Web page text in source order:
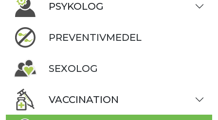
PSYKOLOG
PREVENTIVMEDEL
SEXOLOG
VACCINATION